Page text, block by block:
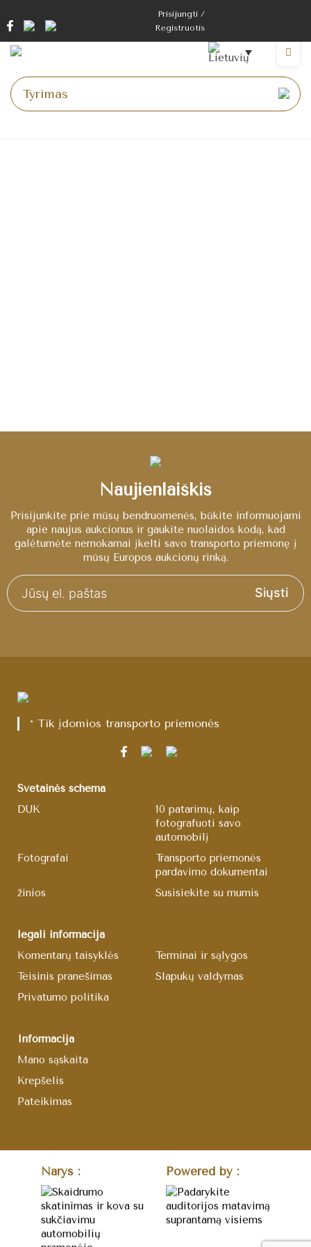
turinio
Prisijungti /
Registruotis
Meniu
Naujienlaiškis
Prisijunkite prie mūsų bendruomenės, būkite informuojami
apie naujus aukcionus ir gaukite nuolaidos kodą, kad
galėtumėte nemokamai įkelti savo transporto priemonę į
mūsų Europos aukcionų rinką.
Siųsti
* Tik įdomios transporto priemonės
Svetainės schema
DUK
10 patarimų, kaip
fotografuoti savo
automobilį
Fotografai
Transporto priemonės
pardavimo dokumentai
žinios
Susisiekite su mumis
legali informacija
Komentarų taisyklės
Terminai ir sąlygos
Teisinis pranešimas
Slapukų valdymas
Privatumo politika
Informacija
Mano sąskaita
Krepšelis
Pateikimas
Narys : Powered by :